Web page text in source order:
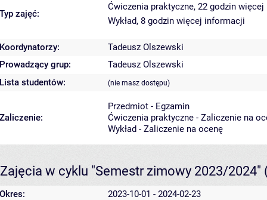
Typ zajęć:
Ćwiczenia praktyczne, 22 godzin więcej
Wykład, 8 godzin więcej informacji
Koordynatorzy:
Tadeusz Olszewski
Prowadzący grup:
Tadeusz Olszewski
Lista studentów:
(nie masz dostępu)
Zaliczenie:
Przedmiot - Egzamin
Ćwiczenia praktyczne - Zaliczenie na
Wykład - Zaliczenie na ocenę
Zajęcia w cyklu "Semestr zimowy 2023/2024"
Okres: 2023-10-01 - 2024-02-23